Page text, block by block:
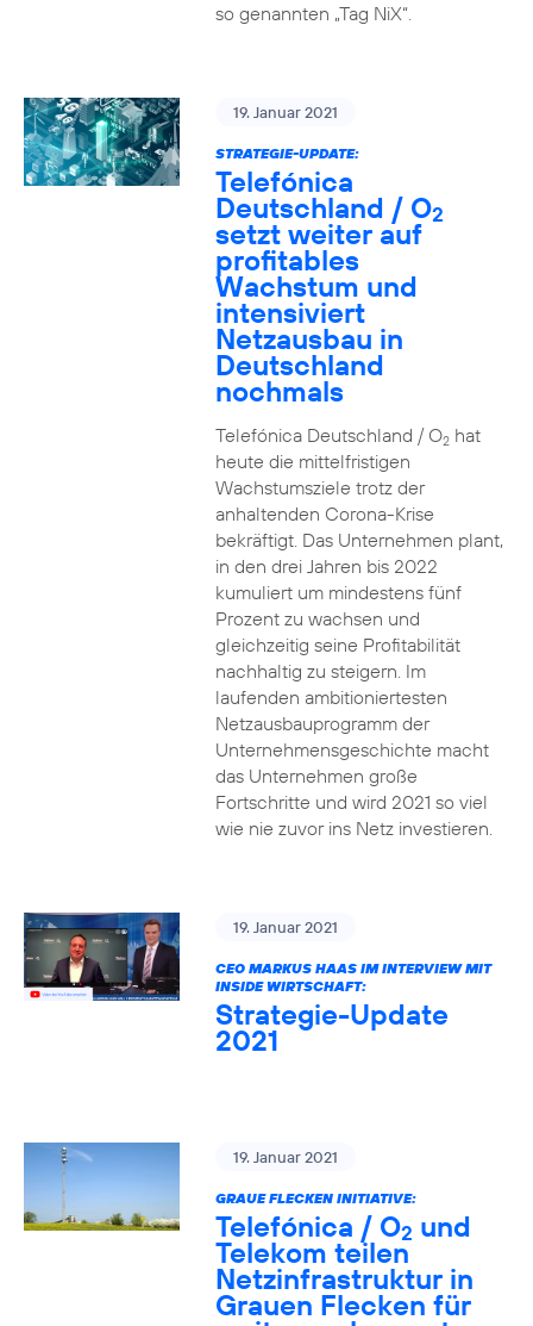
so genannten „Tag NiX“.
19. Januar 2021
STRATEGIE-UPDATE:
Telefónica
Deutschland / O2
setzt weiter auf
profitables
Wachstum und
intensiviert
Netzausbau in
Deutschland
nochmals
Telefónica Deutschland / O2hat
heute die mittelfristigen
Wachstumsziele trotz der
anhaltenden Corona-Krise
bekräftigt. Das Unternehmen plant,
in den drei Jahren bis 2022
kumuliert um mindestens fünf
Prozent zu wachsen und
gleichzeitig seine Profitabilität
nachhaltig zu steigern. Im
laufenden ambitioniertesten
Netzausbauprogramm der
Unternehmensgeschichte macht
das Unternehmen große
Fortschritte und wird 2021 so viel
wie nie zuvor ins Netz investieren.
19. Januar 2021
CEO MARKUS HAAS IM INTERVIEW MIT
INSIDE WIRTSCHAFT:
Strategie-Update
2021
19. Januar 2021
GRAUE FLECKEN INITIATIVE:
Telefónica / O2 und
Telekom teilen
Netzinfrastruktur in
Grauen Flecken für